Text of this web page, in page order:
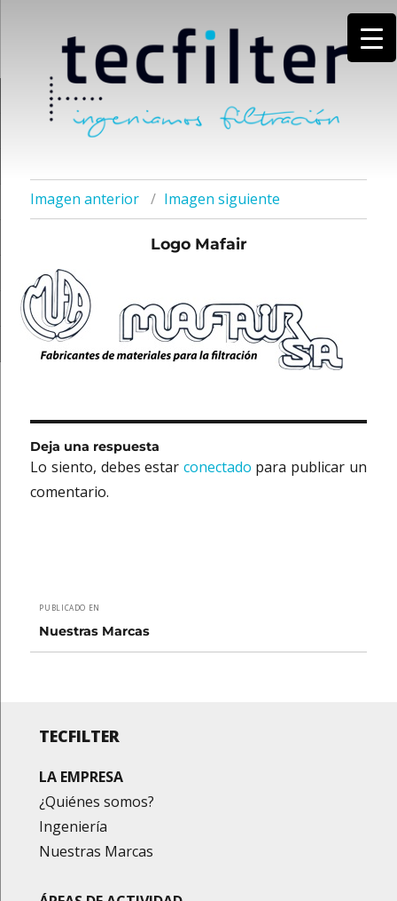
Imagen anterior Imagen siguiente
Logo Mafair
Deja una respuesta
Lo siento, debes estar conectado para publicar un
comentario.
Navegación
de
PUBLICADO EN
Nuestras Marcas
TECFILTER
LA EMPRESA
¿Quiénes somos?
Ingeniería
Nuestras Marcas